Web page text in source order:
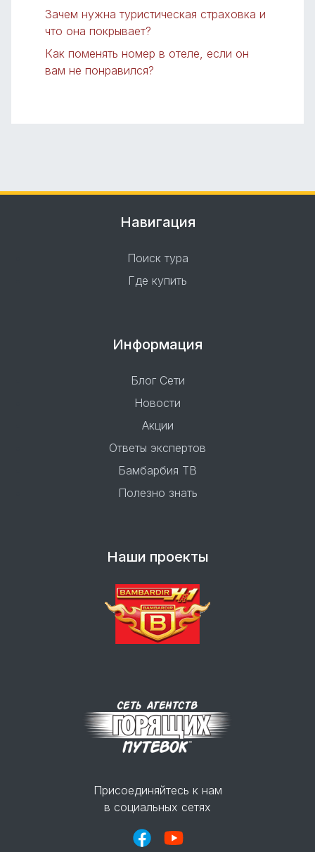
Зачем нужна туристическая страховка и
что она покрывает?
Как поменять номер в отеле, если он
вам не понравился?
Навигация
Поиск тура
Где купить
Информация
Блог Сети
Новости
Акции
Ответы экспертов
Бамбарбия ТВ
Полезно знать
Наши проекты
Присоединяйтесь к нам
в социальных сетях